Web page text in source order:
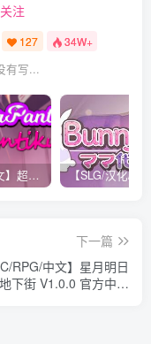
关注
127 34W+
有写...
【PC/SLG/中文】超级触手君 V1.06 STEAM官方中文版【600M】
下一篇
RPG/中文】星月明日
下街 V1.0.0 官方中文